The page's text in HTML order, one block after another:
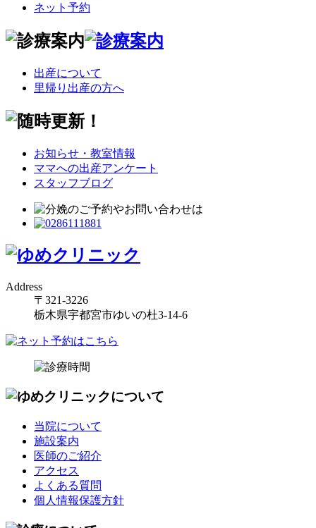
ネット予約
出産について
里帰り出産の方へ
お知らせ・教室情報
ママへの出産アンケート
スタッフブログ
Address
〒321-3226
栃木県宇都宮市ゆいの杜3-14-6
当院について
施設案内
医師のご紹介
アクセス
よくある質問
個人情報保護方針